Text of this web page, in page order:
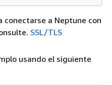
conectarse a Neptune con
SSL/TLS
usando el siguiente